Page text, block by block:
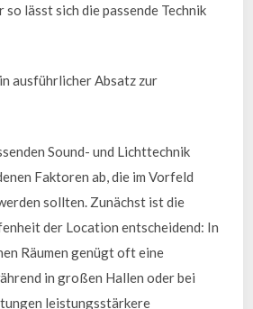
so lässt sich die passende Technik
ausführlicher Absatz zur
Sound- und Lichttechnik
Faktoren ab, die im Vorfeld
sollten. Zunächst ist die
der Location entscheidend: In
Räumen genügt oft eine
in großen Hallen oder bei
leistungsstärkere